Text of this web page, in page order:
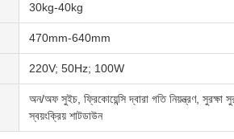
30kg-40kg
470mm-640mm
220V; 50Hz; 100W
অন/অফ সুইচ, ফ্রিকোয়েন্সি দ্বারা গতি নিয়ন্ত্রণ, সুরক্ষা
স্বয়ংক্রিয় শাটডাউন